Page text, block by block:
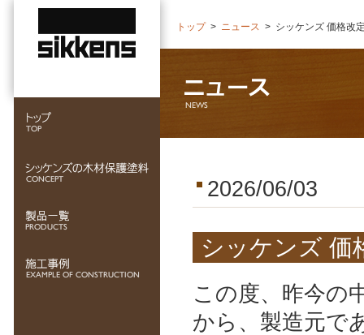
トップ> ニュース > シッケンズ 価格改
2026/06/03
シッケンズ 価
この度、昨今の
から、製造元で